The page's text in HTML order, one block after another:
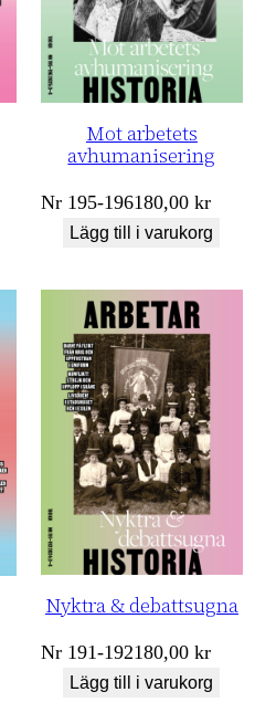
Mot arbetets
avhumanisering
Nr 195-196180,00kr
Lägg till i varukorg
Nyktra & debattsugna
Nr 191-192180,00kr
Lägg till i varukorg